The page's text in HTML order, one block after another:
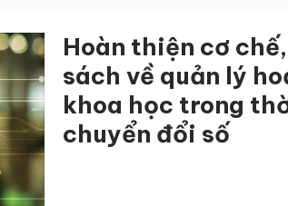
Hoàn thiện cơ
sách về quản lý
khoa học trong
chuyển đổi số